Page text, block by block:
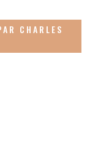
CHARLES